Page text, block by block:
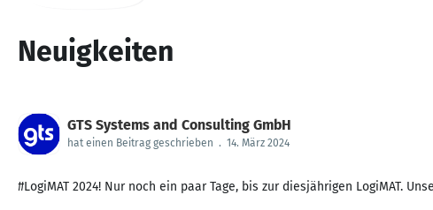
Neuigkeiten
GTS Systems and Consulting GmbH
hat einen Beitrag geschrieben . 14. März 2024
#LogiMAT 2024! Nur noch ein paar Tage, bis zur diesjährigen LogiMAT.